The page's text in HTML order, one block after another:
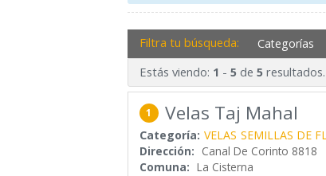
Filtra tu búsqueda: Categorías
Estás viendo: 1 - 5 de 5 resultados.
1 Velas Taj Mahal
Categoría: VELAS SEMILLAS DE
Dirección: Canal De Corinto 8818
Comuna: La Cisterna